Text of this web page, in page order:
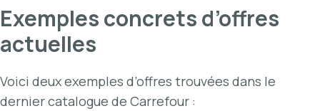
Exemples concrets d’offres
actuelles
Voici deux exemples d’offres trouvées dans le
dernier catalogue de Carrefour :